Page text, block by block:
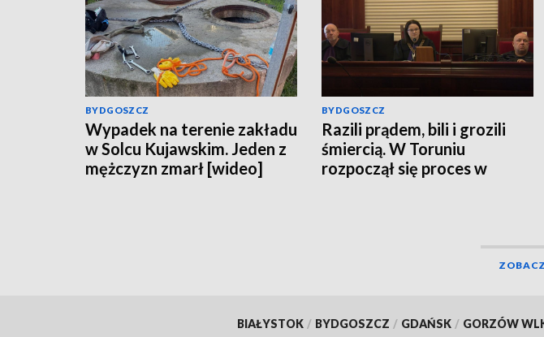
BYDGOSZCZ
Wypadek na terenie zakładu
w Solcu Kujawskim. Jeden z
mężczyzn zmarł [wideo]
BYDGOSZCZ
Razili prądem, bili i grozili
śmiercią. W Toruniu
rozpoczął się proces w
BIAŁYSTOK / BYDGOSZCZ / GDAŃSK / GORZÓW